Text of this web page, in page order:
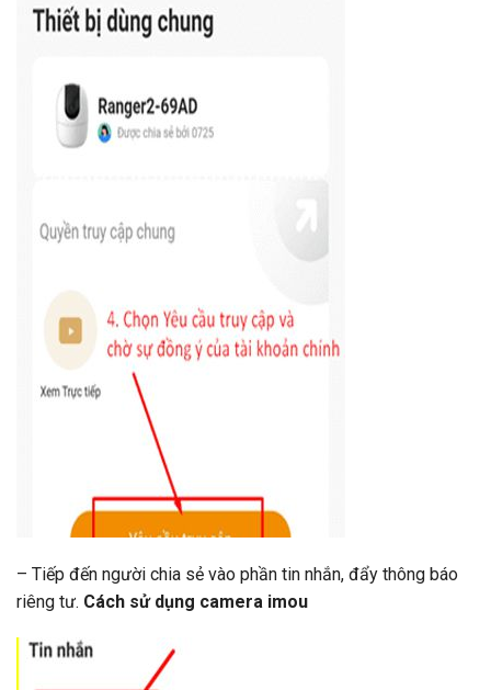
– Tiếp đến người chia sẻ vào phần tin nhắn, đẩy thông báo
riêng tư. Cách sử dụng camera imou